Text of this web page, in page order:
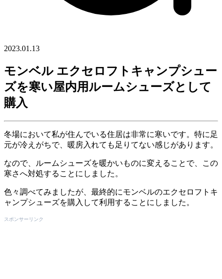
2023.01.13
モンベル エクセロフトキャンプシュー
ズを寒い屋内用ルームシューズとして
購入
冬場において私が住んでいる住居は非常に寒いです。特に足
元が冷えがちで、暖房入れても足りてない感じがあります。
なので、ルームシューズを暖かいものに変えることで、この
寒さへ対処することにしました。
色々調べてみましたが、最終的にモンベルのエクセロフトキ
ャンプシューズを購入して利用することにしました。
スポンサーリンク